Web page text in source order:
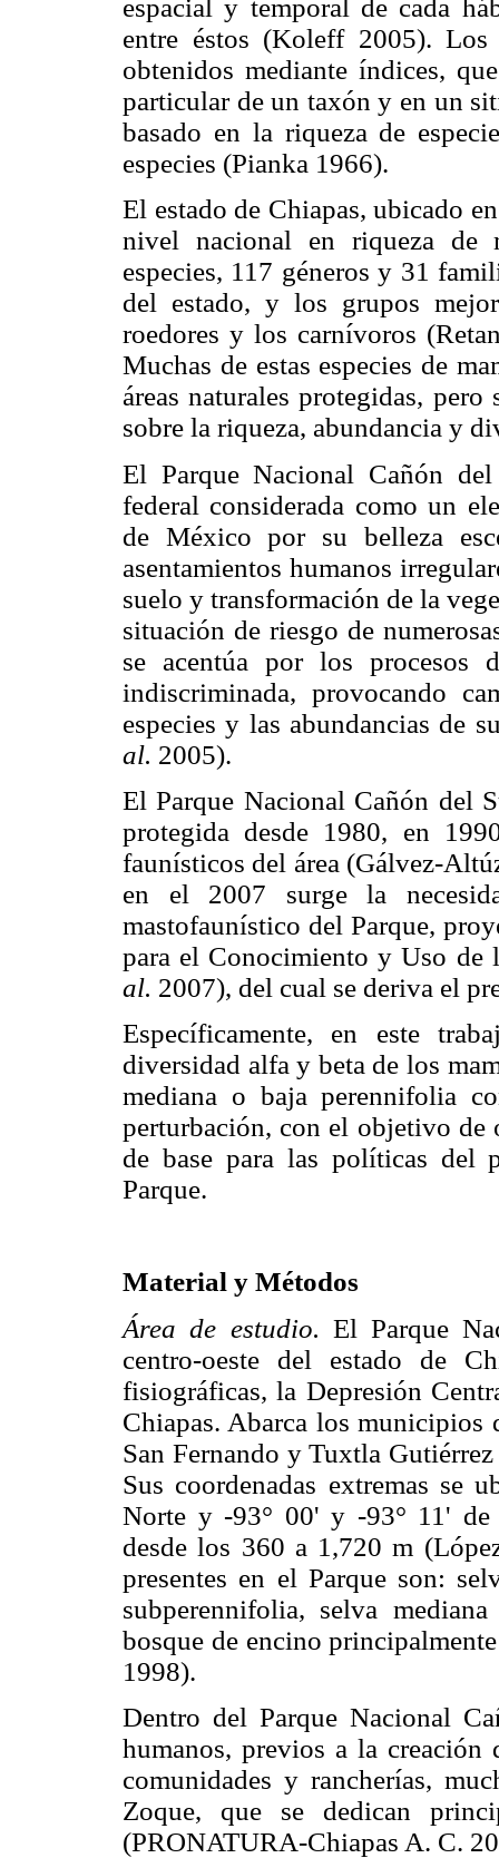
espacial y temporal de cada
entre éstos (Koleff 2005). Los
obtenidos mediante índices,
particular de un taxón y en un
basado en la riqueza de
especies (Pianka 1966).
El estado de Chiapas, ubicado
nivel nacional en riqueza de
especies, 117 géneros y 31
del estado, y los grupos
roedores y los carnívoros
Muchas de estas especies de
áreas naturales protegidas,
sobre la riqueza, abundancia y
El Parque Nacional Cañón
federal considerada como un
de México por su belleza
asentamientos humanos
suelo y transformación de la
situación de riesgo de
se acentúa por los
indiscriminada, provocando
especies y las abundancias de
al. 2005).
El Parque Nacional Cañón del
protegida desde 1980, en
faunísticos del área (Gálvez-
en el 2007 surge la
mastofaunístico del Parque,
para el Conocimiento y Uso
al. 2007), del cual se deriva el
Específicamente, en este
diversidad alfa y beta de los
mediana o baja perennifolia
perturbación, con el objetivo de
de base para las políticas del
Parque.
Material y Métodos
Área de estudio. El Parque
centro-oeste del estado de
fisiográficas, la Depresión
Chiapas. Abarca los municipios
San Fernando y Tuxtla
Sus coordenadas extremas se
Norte y -93° 00' y -93° 11'
desde los 360 a 1,720 m
presentes en el Parque son:
subperennifolia, selva
bosque de encino
1998).
Dentro del Parque Nacional
humanos, previos a la creación
comunidades y rancherías,
Zoque, que se dedican
(PRONATURA-Chiapas A. C.